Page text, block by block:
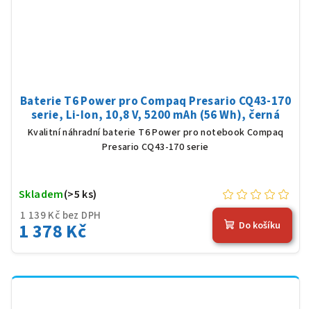
Baterie T6 Power pro Compaq Presario CQ43-170
serie, Li-Ion, 10,8 V, 5200 mAh (56 Wh), černá
Kvalitní náhradní baterie T6 Power pro notebook Compaq
Presario CQ43-170 serie
1 139 Kč bez DPH
1 378 Kč
Skladem(>5 ks)
Do košíku